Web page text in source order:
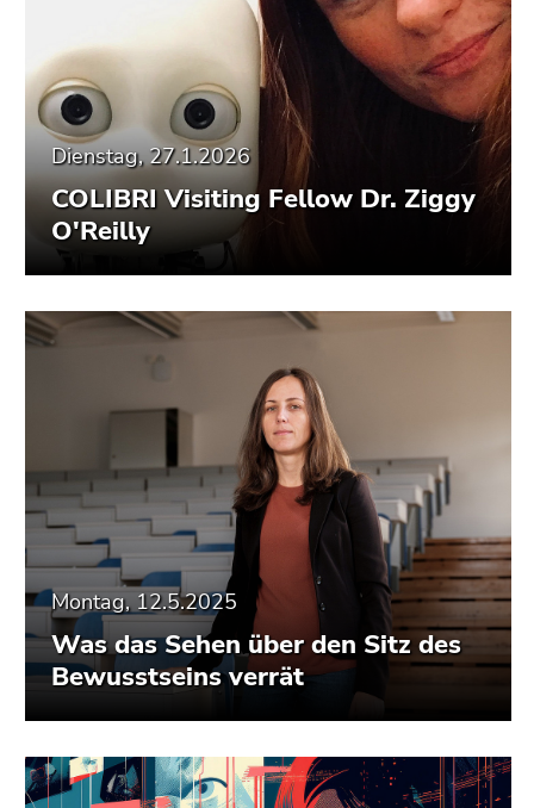
Dienstag, 27.1.2026
COLIBRI Visiting Fellow Dr. Ziggy
O'Reilly
Montag, 12.5.2025
Was das Sehen über den Sitz des
Bewusstseins verrät